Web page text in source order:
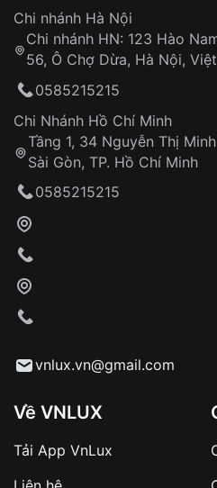
Hotline: 0585 215 215
Từ khóa SEO:
Khách hàng kiểm tra
Từ khóa SEO:
Đảm bảo quyền lợi
Đồng hành cùng
trình sử dụng
Chi nhánh Hà Nội
Chi nhánh HN: 123 Hào
56, Ô Chợ Dừa, Hà Nội,
0585215215
Chi Nhánh Hồ Chí Minh
Tầng 1, 34 Nguyễn Thị
Sài Gòn, TP. Hồ Chí Minh
0585215215
vnlux.vn@gmail.com
Về VNLUX
Tải App VnLux